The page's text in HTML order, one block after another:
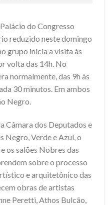
do Congresso
reduzido neste domingo
grupo inicia a visita às
volta das 14h. No
normalmente, das 9h às
30 minutos. Em ambos
Negro.
Câmara dos Deputados e
Negro, Verde e Azul, o
os salões Nobres das
sobre o processo
e arquitetônico das
obras de artistas
Peretti, Athos Bulcão,